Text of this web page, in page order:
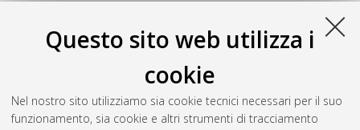
Questo sito web utilizza i
cookie
Nel nostro sito utilizziamo sia cookie tecnici necessari per il suo
funzionamento, sia cookie e altri strumenti di tracciamento